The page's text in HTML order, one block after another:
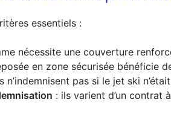
essentiels :
nécessite une couverture
en zone sécurisée bénéficie
n’indemnisent pas si le jet ski
: ils varient d’un contrat